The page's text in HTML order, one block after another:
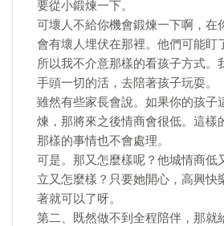
要從小鍛煉一下。
可壞人不給你機會鍛煉一下啊，在
會有壞人埋伏在那裡。他們可能盯
所以我不介意那樣的看孩子方式。
手頭一切的活，去陪著孩子玩耍。
雖然有些家長會說。如果你的孩子
煉，那將來之後情商會很低。這樣
那樣的事情也不會處理。
可是。那又怎麼樣呢？他城情商低
立又怎麼樣？只要她開心，高興快
著就可以了呀。
第二、既然做不到全程陪伴，那就